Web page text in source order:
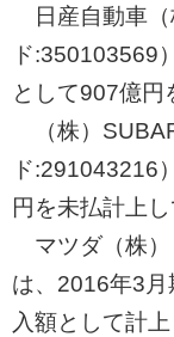
日産自動車（
ド:350103569
として907億円
（株）
ド:291043216
円を未払計上し
マツダ（株）
は、2016年3
入額として計上